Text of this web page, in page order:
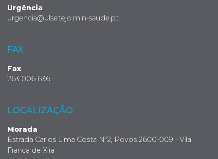
Urgência
urgencia@ulsetejo.min-saude.pt
FAX
Fax
263 006 636
LOCALIZAÇÃO
Morada
Estrada Carlos Lima Costa Nº2, Povos 2600-009 - Vila
Franca de Xira